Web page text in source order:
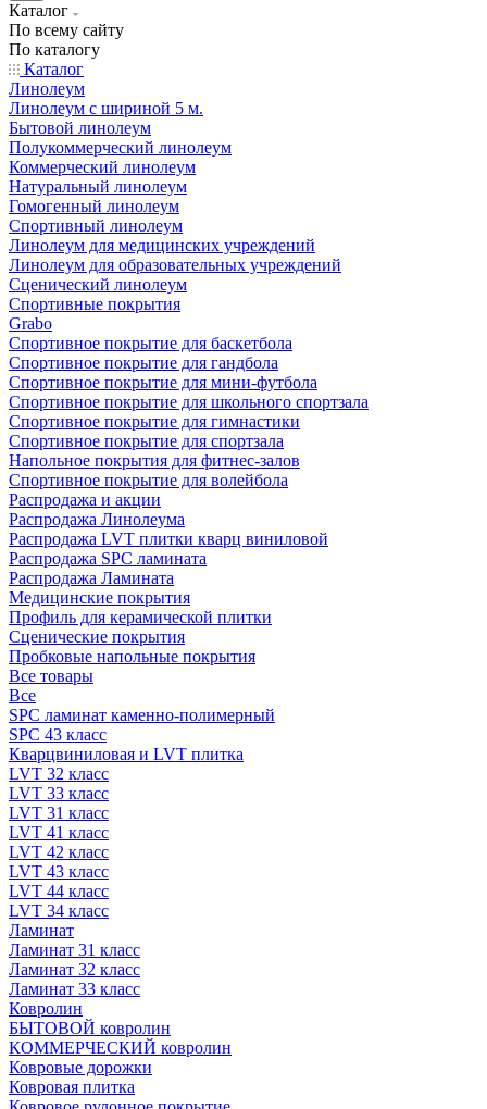
Каталог
По всему сайту
По каталогу
Каталог
Линолеум
Линолеум с шириной 5 м.
Бытовой линолеум
Полукоммерческий линолеум
Коммерческий линолеум
Натуральный линолеум
Гомогенный линолеум
Спортивный линолеум
Линолеум для медицинских учреждений
Линолеум для образовательных учреждений
Сценический линолеум
Спортивные покрытия
Grabo
Спортивное покрытие для баскетбола
Спортивное покрытие для гандбола
Спортивное покрытие для мини-футбола
Спортивное покрытие для школьного спортзала
Спортивное покрытие для гимнастики
Спортивное покрытие для спортзала
Напольное покрытия для фитнес-залов
Спортивное покрытие для волейбола
Распродажа и акции
Распродажа Линолеума
Распродажа LVT плитки кварц виниловой
Распродажа SPC ламината
Распродажа Ламината
Медицинские покрытия
Профиль для керамической плитки
Сценические покрытия
Пробковые напольные покрытия
Все товары
Все
SPC ламинат каменно-полимерный
SPC 43 класс
Кварцвиниловая и LVT плитка
LVT 32 класс
LVT 33 класс
LVT 31 класс
LVT 41 класс
LVT 42 класс
LVT 43 класс
LVT 44 класс
LVT 34 класс
Ламинат
Ламинат 31 класс
Ламинат 32 класс
Ламинат 33 класс
Ковролин
БЫТОВОЙ ковролин
КОММЕРЧЕСКИЙ ковролин
Ковровые дорожки
Ковровая плитка